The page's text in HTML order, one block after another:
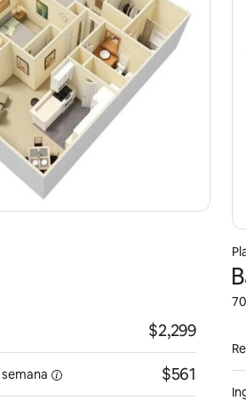
$2,299
semana $561